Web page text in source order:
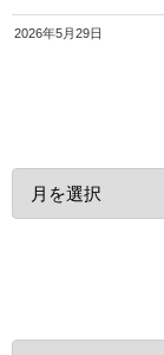
2026年5月29日